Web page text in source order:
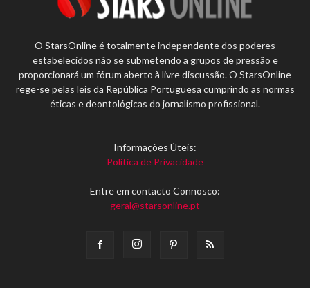
O StarsOnline é totalmente independente dos poderes
estabelecidos não se submetendo a grupos de pressão e
proporcionará um fórum aberto à livre discussão. O StarsOnline
rege-se pelas leis da República Portuguesa cumprindo as normas
éticas e deontológicas do jornalismo profissional.
Informações Úteis:
Política de Privacidade
Entre em contacto Connosco:
geral@starsonline.pt